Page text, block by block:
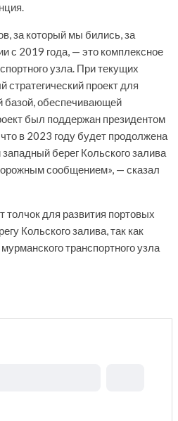
за который мы бились, за
с 2019 года, — это комплексное
узла. При текущих
стратегический проект для
базой, обеспечивающей
был поддержан президентом
в 2023 году будет продолжена
западный берег Кольского залива
сообщением», — сказал
толчок для развития портовых
Кольского залива, так как
транспортного узла